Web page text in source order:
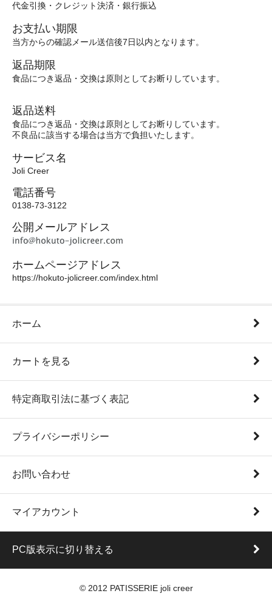
代金引換・クレジット決済・銀行振込
お支払い期限
当方からの確認メール送信後7日以内となります。
返品期限
食品につき返品・交換は原則としてお断りしています。
返品送料
食品につき返品・交換は原則としてお断りしています。
不良品に該当する場合は当方で負担いたします。
サービス名
Joli Creer
電話番号
0138-73-3122
公開メールアドレス
ホームページアドレス
https://hokuto-jolicreer.com/index.html
ホーム
カートを見る
特定商取引法に基づく表記
プライバシーポリシー
お問い合わせ
マイアカウント
PC版表示に切り替える
© 2012 PATISSERIE joli creer